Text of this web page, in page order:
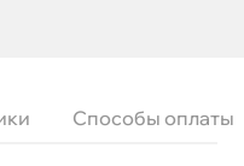
Способы оплаты